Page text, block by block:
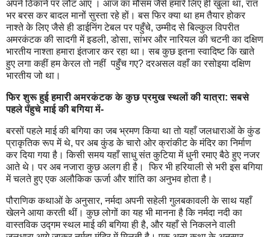
अपने ठिकाने पर लौट आए । आज का मौसम जैसे हमारे लिए ही खुला था, रात
भर बरस कर बादल मानों सुस्ता रहे हों। बस फिर क्या था हम तैयार होकर
नाश्ते के लिए जैसे ही डाईनिंग टेबल पर पहुँचे, उम्मीद से बिल्कुल विपरीत
अमरकंटक की सादगी में इडली, डोसा, सांभर और नारियल की चटनी का दक्षिण
भारतीय नाश्ता हमारा इंतजार कर रहा था। सब कुछ इतना स्वादिष्ट कि खाते
हुए लगा कहीं हम केरल तो नहीं पहुँच गए? दरअसल वहाँ का रसोइया दक्षिण
भारतीय जो था।
फिर शुरू हुई हमारी अमरकंटक के कुछ प्रमुख स्थलों की यात्रा:सबसे
पहले पँहुचे माई की बगिया में-
बरसों पहले माई की बगिया का जब भ्रमण किया था तो यहाँ जलधाराओं के कुंड
प्राकृतिक रूप में थे, पर अब कुंड के चारो ओर क्रांकीट के मंदिर का निर्माण
कर दिया गया है। किसी समय यहाँ साधु संत कुटिया में धुनी रमाए बैठे हुए नजर
आते थे। पर अब नजारा कुछ अलग ही है। फिर भी हरियाली से भरी इस बगिया
में चलते हुए एक अलौकिक ऊर्जा और शांति का अनुभव होता है।
पौराणिक कथाओं के अनुसार, नर्मदा अपनी सहेली गुलबकावली के साथ यहाँ
खेलने आया करती थीं। कुछ लोगों का यह भी मानना है कि नर्मदा नदी का
वास्तविक उद्गम स्थल माई की बगिया ही है, और यहाँ से निकलने वाली